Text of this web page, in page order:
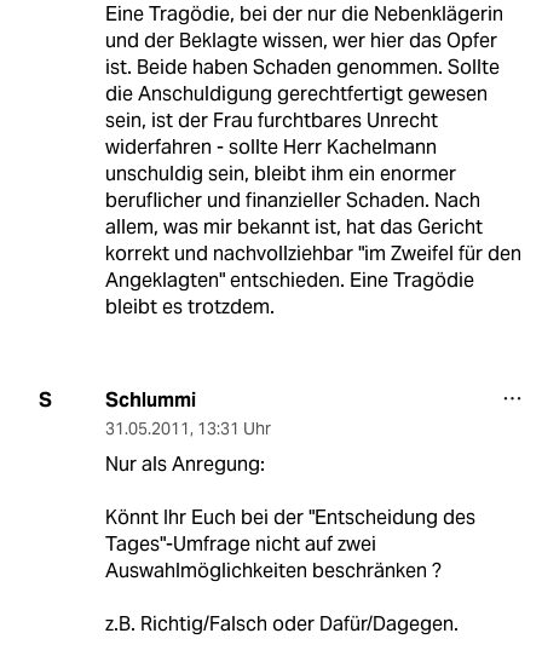
Eine Tragödie, bei der nur die Nebenklägerin
und der Beklagte wissen, wer hier das Opfer
ist. Beide haben Schaden genommen. Sollte
die Anschuldigung gerechtfertigt gewesen
sein, ist der Frau furchtbares Unrecht
widerfahren - sollte Herr Kachelmann
unschuldig sein, bleibt ihm ein enormer
beruflicher und finanzieller Schaden. Nach
allem, was mir bekannt ist, hat das Gericht
korrekt und nachvollziehbar "im Zweifel für den
Angeklagten" entschieden. Eine Tragödie
bleibt es trotzdem.
S Schlummi
31.05.2011, 13:31 Uhr
Nur als Anregung:
Könnt Ihr Euch bei der "Entscheidung des
Tages"-Umfrage nicht auf zwei
Auswahlmöglichkeiten beschränken ?
z.B. Richtig/Falsch oder Dafür/Dagegen.